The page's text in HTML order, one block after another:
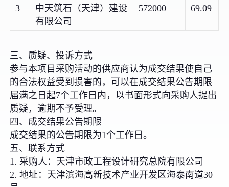
3
中天筑石（天津）建设
有限公司
572000 69.09
三、质疑、投诉方式
参与本项目采购活动的供应商认为成交结果使自己
的合法权益受到损害的，可以在成交结果公告期限
届满之日起7个工作日内，以书面形式向采购人提出
质疑，逾期不予受理。
四、成交结果公告期限
成交结果的公告期限为1个工作日。
五、联系方式
1. 采购人：天津市政工程设计研究总院有限公司
2. 地址：天津滨海高新技术产业开发区海泰南道30